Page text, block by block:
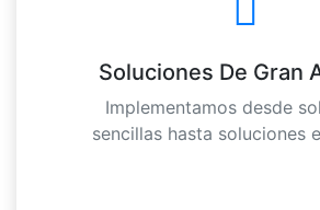
Soluciones De Gran
Implementamos desde
sencillas hasta soluciones